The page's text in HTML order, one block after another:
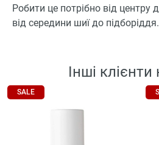
Робити це потрібно від центру
від середини шиї до підборіддя.
Інші
SALE